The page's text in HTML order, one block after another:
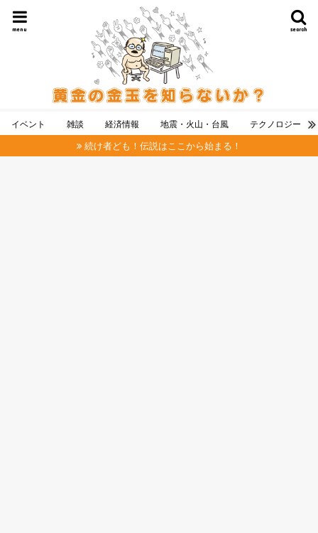
search
menu
イベント 雑談 経済情報 地震・火山・台風 テクノロジー
続け者ども！伝説はここから始まる！